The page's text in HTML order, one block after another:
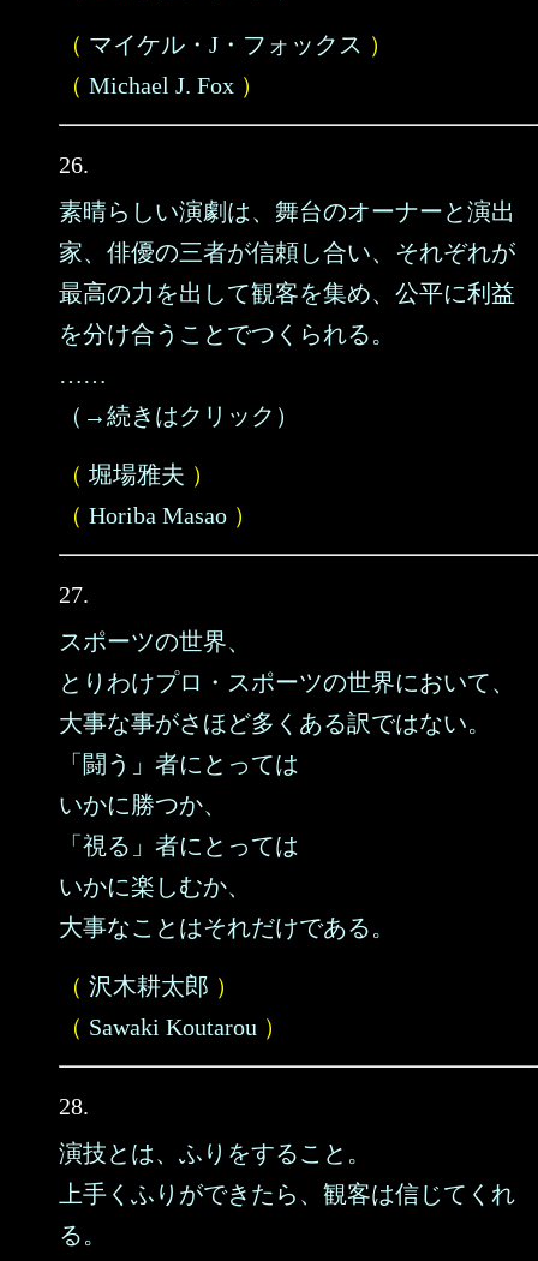
（ マイケル・J・フォックス ）
（ Michael J. Fox ）
26.
素晴らしい演劇は、舞台のオーナーと演出
家、俳優の三者が信頼し合い、それぞれが
最高の力を出して観客を集め、公平に利益
を分け合うことでつくられる。
……
（→続きはクリック）
（ 堀場雅夫 ）
（ Horiba Masao ）
27.
スポーツの世界、
とりわけプロ・スポーツの世界において、
大事な事がさほど多くある訳ではない。
「闘う」者にとっては
いかに勝つか、
「視る」者にとっては
いかに楽しむか、
大事なことはそれだけである。
（ 沢木耕太郎 ）
（ Sawaki Koutarou ）
28.
演技とは、ふりをすること。
上手くふりができたら、観客は信じてくれ
る。